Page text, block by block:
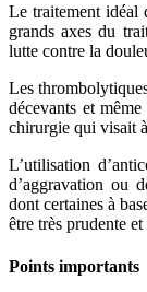
Le traitement idéal
grands axes du
lutte contre la
Les
décevants et
chirurgie qui visait
L’utilisation
d’aggravation ou
dont certaines à
être très prudente et
Points importants